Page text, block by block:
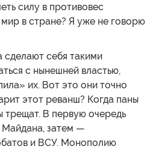
силу в противовес
в стране? Я уже не говорю
сделают себя такими
с нынешней властью,
их. Вот это они точно
этот реванш? Когда паны
трещат. В первую очередь
Майдана, затем —
и ВСУ. Монополию